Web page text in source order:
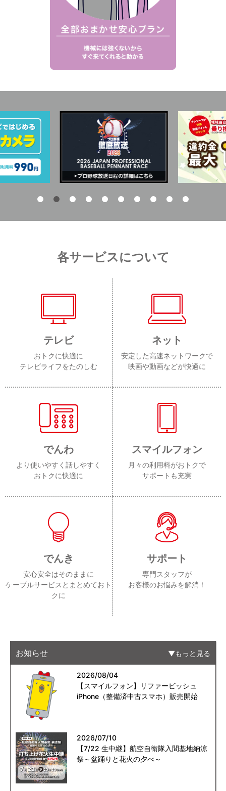
各サービスについて
テレビ
おトクに快適に
テレビライフをたのしむ
ネット
安定した高速ネットワークで
映画や動画などが快適に
でんわ
より使いやすく話しやすく
おトクに快適に
スマイルフォン
月々の利用料がおトクで
サポートも充実
でんき
安心安全はそのままに
ケーブルサービスとまとめておト
クに
サポート
専門スタッフが
お客様のお悩みを解消！
お知らせ もっと見る
2026/08/04
【スマイルフォン】リファービッシュ
iPhone（整備済中古スマホ）販売開始
2026/07/10
【7/22 生中継】航空自衛隊入間基地納涼
祭～盆踊りと花火の夕べ～